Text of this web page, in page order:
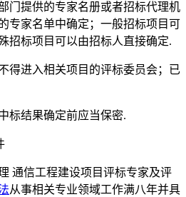
门提供的专家名册或者招标代理机
专家名单中确定；一般招标项目可
招标项目可以由招标人直接确定.
得进入相关项目的评标委员会；已
标结果确定前应当保密.
通信工程建设项目评标专家及评
从事相关专业领域工作满八年并具